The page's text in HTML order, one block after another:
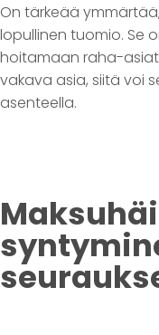
On tärkeää
lopullinen tuomio. Se
hoitamaan raha-asiat
vakava asia, siitä voi
asenteella.